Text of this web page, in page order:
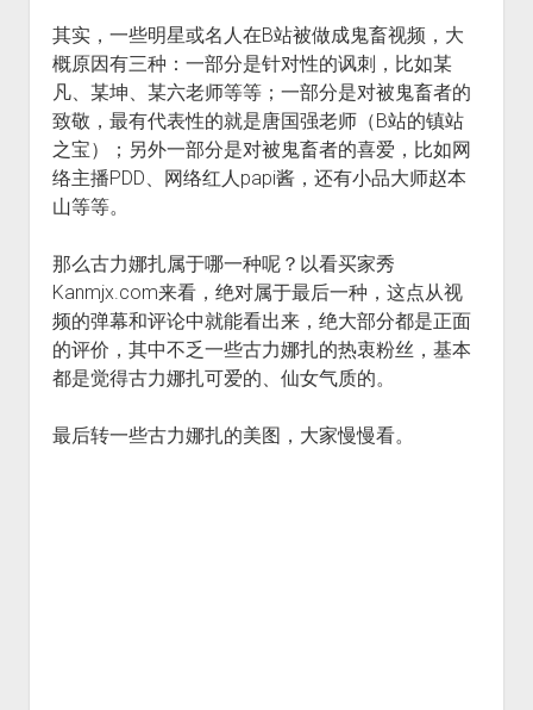
其实，一些明星或名人在B站被做成鬼畜视频，大
概原因有三种：一部分是针对性的讽刺，比如某
凡、某坤、某六老师等等；一部分是对被鬼畜者的
致敬，最有代表性的就是唐国强老师（B站的镇站
之宝）；另外一部分是对被鬼畜者的喜爱，比如网
络主播PDD、网络红人papi酱，还有小品大师赵本
山等等。
那么古力娜扎属于哪一种呢？以看买家秀
Kanmjx.com来看，绝对属于最后一种，这点从视
频的弹幕和评论中就能看出来，绝大部分都是正面
的评价，其中不乏一些古力娜扎的热衷粉丝，基本
都是觉得古力娜扎可爱的、仙女气质的。
最后转一些古力娜扎的美图，大家慢慢看。